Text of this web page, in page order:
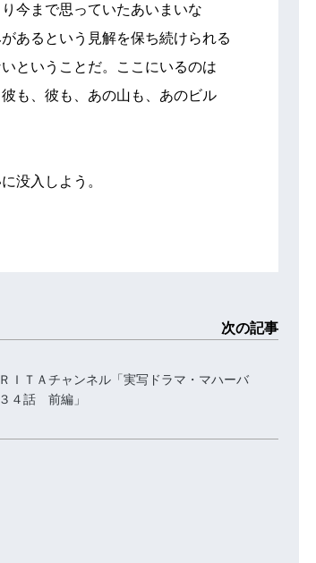
今まで思っていたあいまいな
あるという見解を保ち続けられる
ということだ。ここにいるのは
も、彼も、あの山も、あのビル
没入しよう。
次の記事
ＩＴＡチャンネル「実写ドラマ・マハーバ
４話 前編」